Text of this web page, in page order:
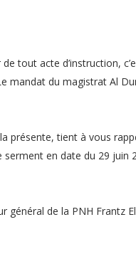
tout acte d’instruction,
mandat du magistrat Al
présente, tient à vous
en date du 29 juin
général de la PNH Frantz